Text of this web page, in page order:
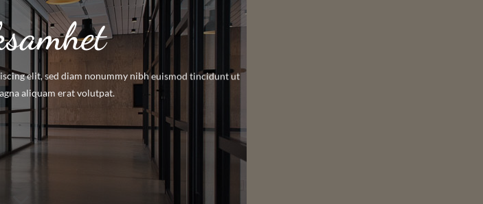
elit, sed diam nonummy nibh euismod tincidunt ut
aliquam erat volutpat.